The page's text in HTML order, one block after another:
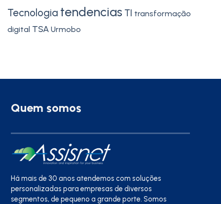
Tecnologia tendencias TI transformação
digital TSA Urmobo
Quem somos
Há mais de 30 anos atendemos com soluções
personalizadas para empresas de diversos
segmentos, de pequeno a grande porte. Somos